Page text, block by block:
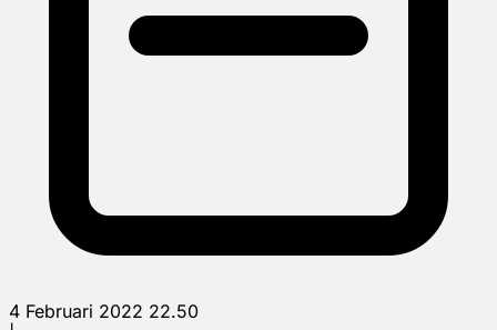
4 Februari 2022 22.50